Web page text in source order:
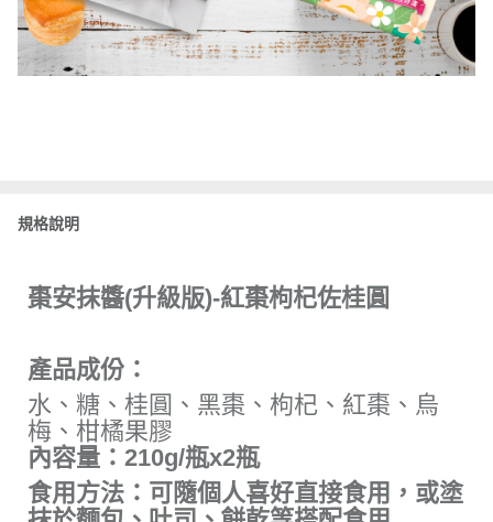
規格說明
棗安抹醬(升級版)-紅棗枸杞佐桂圓
產品成份：
水、糖、桂圓、黑棗、枸杞、紅棗、烏
梅、柑橘果膠
內容量：210g/瓶x2瓶
食用方法：可隨個人喜好直接食用，或塗